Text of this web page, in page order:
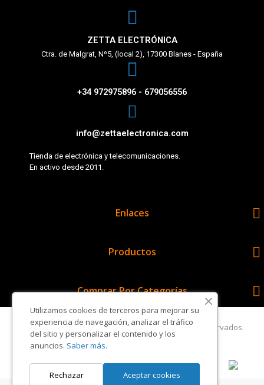
ZETTA ELECTRÓNICA
Ctra. de Malgrat, Nº5, (local 2), 17300 Blanes - España
+34 972975896 - 679056556
info@zettaelectronica.com
Tienda de electrónica y telecomunicaciones.
En activo desde 2011.
Enlaces 
Productos 
Comprar Por Categorías 
Copyright © Zetta Electrónica. Todos los derechos reservados.
Utilizamos cookies de terceros para mejorar su
experiencia de navegación, analizar el tráfico
del sitio y personalizar el contenido y los
anuncios. Saber más.
Aceptar cookies
Rechazar